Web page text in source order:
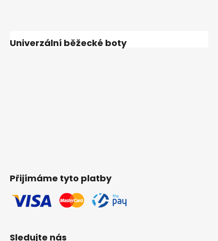
Univerzální běžecké boty
Přijímáme tyto platby
Sledujte nás